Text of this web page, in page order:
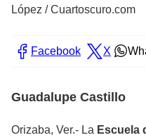
López / Cuartoscuro.com
Facebook X
Guadalupe Castillo
Orizaba, Ver.- La Escuela